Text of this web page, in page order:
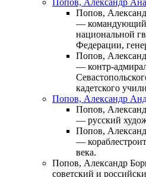
Попов,
— командующий
национальной
Федерации,
Попов,
— контр-
кадетского
Попов, Александр
Попов,
— русский
Попов,
—
века.
Попов, Александр
советский и